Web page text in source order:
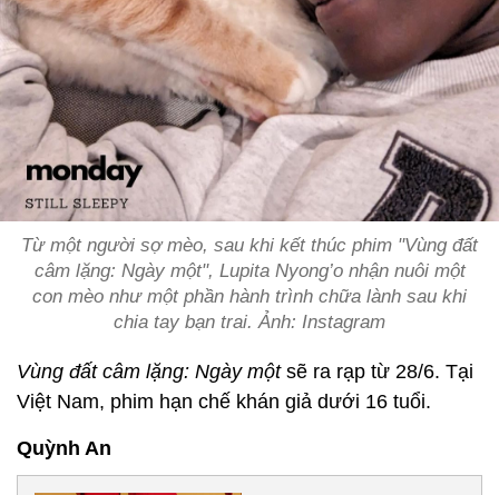
Từ một người sợ mèo, sau khi kết thúc phim "Vùng đất
câm lặng: Ngày một", Lupita Nyong’o nhận nuôi một
con mèo như một phần hành trình chữa lành sau khi
chia tay bạn trai. Ảnh: Instagram
Vùng đất câm lặng: Ngày mộtsẽ ra rạp từ 28/6. Tại
Việt Nam, phim hạn chế khán giả dưới 16 tuổi.
Quỳnh An